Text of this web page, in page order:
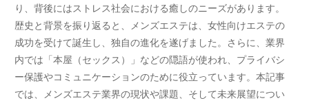
り、背後にはストレス社会における癒しのニーズがあります。
歴史と背景を振り返ると、メンズエステは、女性向けエステの
成功を受けて誕生し、独自の進化を遂げました。さらに、業界
内では「本屋（セックス）」などの隠語が使われ、プライバシ
ー保護やコミュニケーションのために役立っています。本記事
では、メンズエステ業界の現状や課題、そして未来展望につい